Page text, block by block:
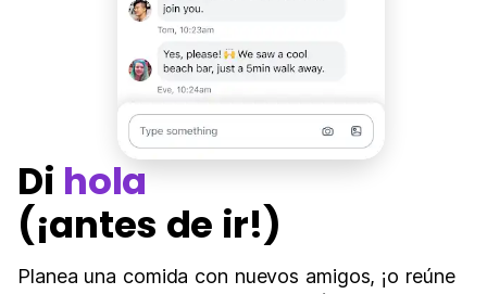
Di hola
(¡antes de ir!)
Planea una comida con nuevos amigos, ¡o reúne